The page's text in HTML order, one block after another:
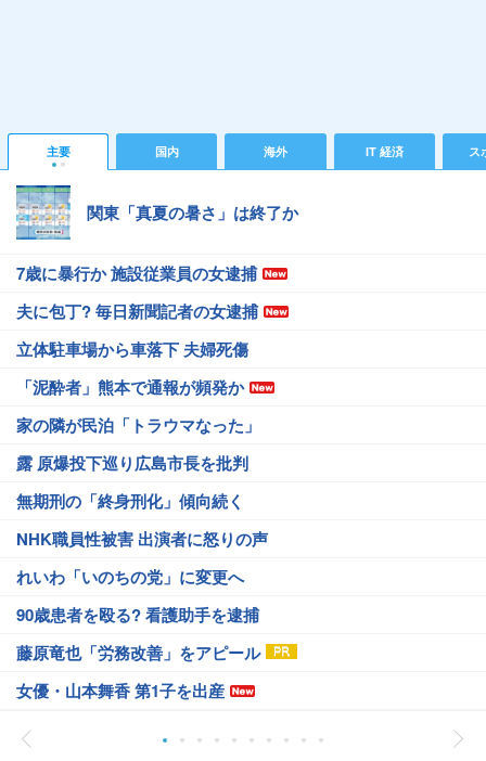
主要 国内 海外 IT 経済 ス
関東「真夏の暑さ」は終了か
7歳に暴行か 施設従業員の女逮捕
夫に包丁? 毎日新聞記者の女逮捕
立体駐車場から車落下 夫婦死傷
「泥酔者」熊本で通報が頻発か
家の隣が民泊「トラウマなった」
露 原爆投下巡り広島市長を批判
無期刑の「終身刑化」傾向続く
NHK職員性被害 出演者に怒りの声
れいわ「いのちの党」に変更へ
90歳患者を殴る? 看護助手を逮捕
藤原竜也「労務改善」をアピール
女優・山本舞香 第1子を出産